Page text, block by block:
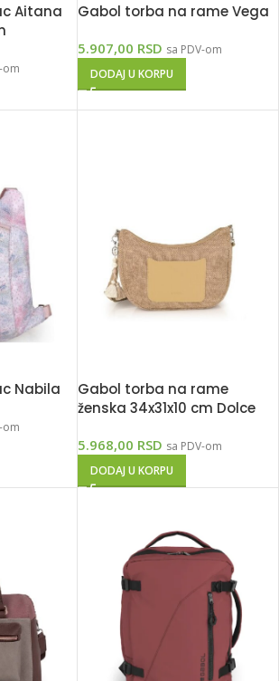
Aitana
om
Gabol torba na rame Vega
5.907,00 RSD sa PDV-om
DODAJ U KORPU
Nabila
om
Gabol torba na rame
ženska 34x31x10 cm Dolce
5.968,00 RSD sa PDV-om
DODAJ U KORPU